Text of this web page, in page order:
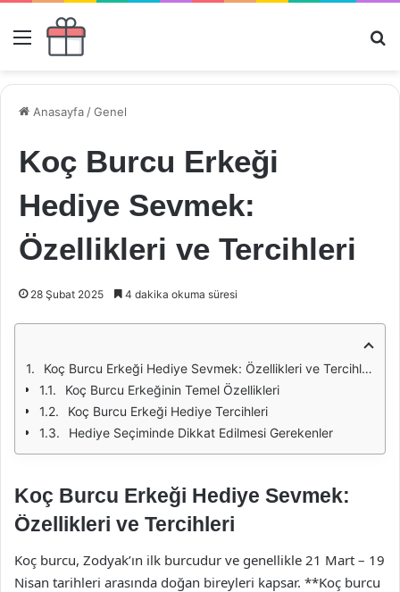
Menü
Anasayfa /Genel
Koç Burcu Erkeği
Hediye Sevmek:
Özellikleri ve Tercihleri
28 Şubat 2025 4 dakika okuma süresi
Koç Burcu Erkeği Hediye Sevmek: Özellikleri ve Tercihleri
Koç Burcu Erkeğinin Temel Özellikleri
Koç Burcu Erkeği Hediye Tercihleri
Hediye Seçiminde Dikkat Edilmesi Gerekenler
Koç Burcu Erkeği Hediye Sevmek:
Özellikleri ve Tercihleri
Koç burcu, Zodyak’ın ilk burcudur ve genellikle 21 Mart – 19
Nisan tarihleri arasında doğan bireyleri kapsar. **Koç burcu